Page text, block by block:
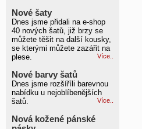
Nové šaty
Dnes jsme přidali na e-shop
40 nových šatů, již brzy se
můžete těšit na další kousky,
se kterými můžete zazářit na
plese.
Více..
Nové barvy šatů
Dnes jsme rozšíříli barevnou
nabídku u nejoblíbenějších
šatů.
Více..
Nová kožené pánské